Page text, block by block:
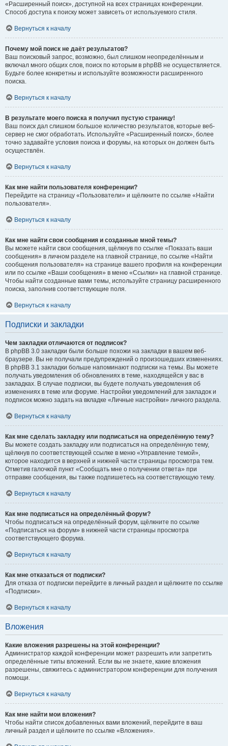
«Расширенный поиск», доступной на всех страницах конференции.
Способ доступа к поиску может зависеть от используемого стиля.
Вернуться к началу
Почему мой поиск не даёт результатов?
Ваш поисковый запрос, возможно, был слишком неопределённым и
включал много общих слов, поиск по которым в phpBB не осуществляется.
Будьте более конкретны и используйте возможности расширенного
поиска.
Вернуться к началу
В результате моего поиска я получил пустую страницу!
Ваш поиск дал слишком большое количество результатов, которые веб-
сервер не смог обработать. Используйте «Расширенный поиск», более
точно задавайте условия поиска и форумы, на которых он должен быть
осуществлён.
Вернуться к началу
Как мне найти пользователя конференции?
Перейдите на страницу «Пользователи» и щёлкните по ссылке «Найти
пользователя».
Вернуться к началу
Как мне найти свои сообщения и созданные мной темы?
Вы можете найти свои сообщения, щёлкнув по ссылке «Показать ваши
сообщения» в личном разделе на главной странице, по ссылке «Найти
сообщения пользователя» на странице вашего профиля на конференции
или по ссылке «Ваши сообщения» в меню «Ссылки» на главной странице.
Чтобы найти созданные вами темы, используйте страницу расширенного
поиска, заполнив соответствующие поля.
Вернуться к началу
Подписки и закладки
Чем закладки отличаются от подписок?
В phpBB 3.0 закладки были больше похожи на закладки в вашем веб-
браузере. Вы не получали предупреждений о произошедших изменениях.
В phpBB 3.1 закладки больше напоминают подписки на темы. Вы можете
получать уведомления об обновлениях в теме, находящейся у вас в
закладках. В случае подписки, вы будете получать уведомления об
изменениях в теме или форуме. Настройки уведомлений для закладок и
подписок можно задать на вкладке «Личные настройки» личного раздела.
Вернуться к началу
Как мне сделать закладку или подписаться на определённую тему?
Вы можете создать закладку или подписаться на определённую тему,
щёлкнув по соответствующей ссылке в меню «Управление темой»,
которое находится в верхней и нижней части страницы просмотра тем.
Отметив галочкой пункт «Сообщать мне о получении ответа» при
отправке сообщения, вы также подпишетесь на соответствующую тему.
Вернуться к началу
Как мне подписаться на определённый форум?
Чтобы подписаться на определённый форум, щёлкните по ссылке
«Подписаться на форум» в нижней части страницы просмотра
соответствующего форума.
Вернуться к началу
Как мне отказаться от подписки?
Для отказа от подписки перейдите в личный раздел и щёлкните по ссылке
«Подписки».
Вернуться к началу
Вложения
Какие вложения разрешены на этой конференции?
Администратор каждой конференции может разрешить или запретить
определённые типы вложений. Если вы не знаете, какие вложения
разрешены, свяжитесь с администратором конференции для получения
помощи.
Вернуться к началу
Как мне найти мои вложения?
Чтобы найти список добавленных вами вложений, перейдите в ваш
личный раздел и щёлкните по ссылке «Вложения».